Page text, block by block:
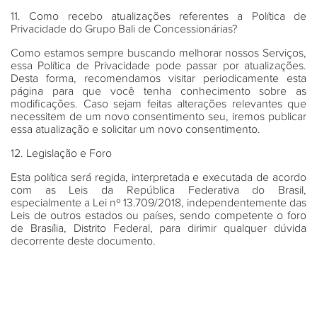
11. Como recebo atualizações referentes a Política de
Privacidade do Grupo Bali de Concessionárias?
Como estamos sempre buscando melhorar nossos Serviços,
essa Política de Privacidade pode passar por atualizações.
Desta forma, recomendamos visitar periodicamente esta
página para que você tenha conhecimento sobre as
modificações. Caso sejam feitas alterações relevantes que
necessitem de um novo consentimento seu, iremos publicar
essa atualização e solicitar um novo consentimento.
12. Legislação e Foro
Esta política será regida, interpretada e executada de acordo
com as Leis da República Federativa do Brasil,
especialmente a Lei nº 13.709/2018, independentemente das
Leis de outros estados ou países, sendo competente o foro
de Brasília, Distrito Federal, para dirimir qualquer dúvida
decorrente deste documento.